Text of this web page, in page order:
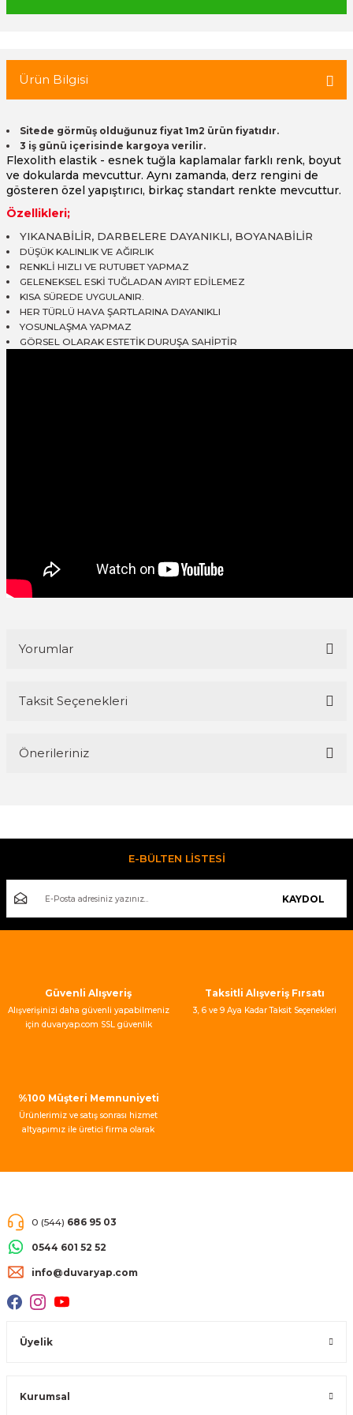
Ürün Bilgisi
Sitede görmüş olduğunuz fiyat 1m2 ürün fiyatıdır.
3 iş günü içerisinde kargoya verilir.
Flexolith elastik - esnek tuğla kaplamalar farklı renk, boyut
ve dokularda mevcuttur. Aynı zamanda, derz rengini de
gösteren özel yapıştırıcı, birkaç standart renkte mevcuttur.
Özellikleri;
YIKANABİLİR, DARBELERE DAYANIKLI, BOYANABİLİR
DÜŞÜK KALINLIK VE AĞIRLIK
RENKLİ HIZLI VE RUTUBET YAPMAZ
GELENEKSEL ESKİ TUĞLADAN AYIRT EDİLEMEZ
KISA SÜREDE UYGULANIR.
HER TÜRLÜ HAVA ŞARTLARINA DAYANIKLI
YOSUNLAŞMA YAPMAZ
GÖRSEL OLARAK ESTETİK DURUŞA SAHİPTİR
Yorumlar
Taksit Seçenekleri
Önerileriniz
Görüş ve önerileriniz için teşekkür ederiz.
Ürün resmi kalitesiz, bozuk veya görüntülenemiyor.
Ürün açıklamasında eksik bilgiler bulunuyor.
Ürün bilgilerinde hatalar bulunuyor.
E-BÜLTEN LİSTESİ
KAYDOL
Güvenli Alışveriş
Alışverişinizi daha güvenli yapabilmeniz
için duvaryap.com SSL güvenlik
Taksitli Alışveriş Fırsatı
3, 6 ve 9 Aya Kadar Taksit Seçenekleri
%100 Müşteri Memnuniyeti
Ürünlerimiz ve satış sonrası hizmet
altyapımız ile üretici firma olarak
0 (544) 686 95 03
0544 601 52 52
info@duvaryap.com
Üyelik
Kurumsal